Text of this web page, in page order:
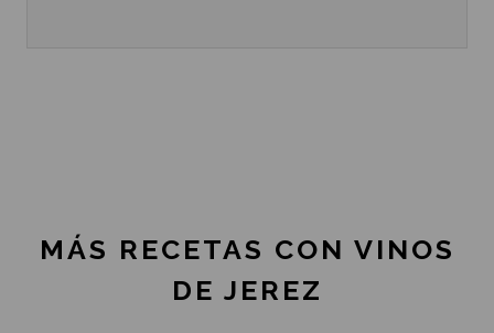
MÁS RECETAS CON VINOS
DE JEREZ